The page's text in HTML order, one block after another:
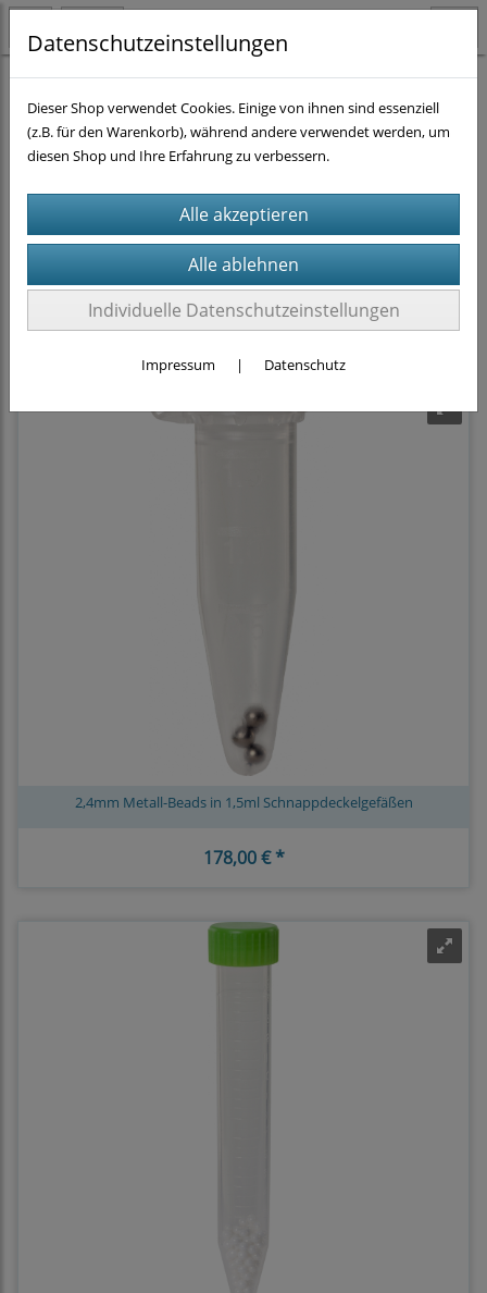
Bead Ruptor 24 Elite(1) Bead Ruptor 24 Elite Zubehör(2)
Verbrauchsmittel
vorgefüllte Gefäße(17)
1 2 »
2,4mm Metall-Beads in 1,5ml Schnappdeckelgefäßen
178,00 € *
Datenschutzeinstellungen
Dieser Shop verwendet Cookies. Einige von ihnen sind essenziell
(z.B. für den Warenkorb), während andere verwendet werden, um
diesen Shop und Ihre Erfahrung zu verbessern.
Individuelle Datenschutzeinstellungen
Impressum | Datenschutz